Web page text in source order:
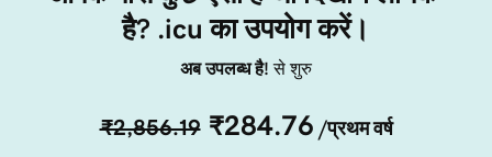
है? .icu का उपयोग करें।
अब उपलब्ध है!से शुरु
₹2,856.19 ₹284.76 /प्रथम वर्ष